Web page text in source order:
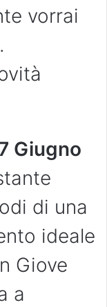
vorrai
Giugno
di una
ideale
Giove
a